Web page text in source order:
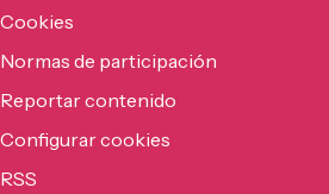
Cookies
Normas de participación
Reportar contenido
Configurar cookies
RSS